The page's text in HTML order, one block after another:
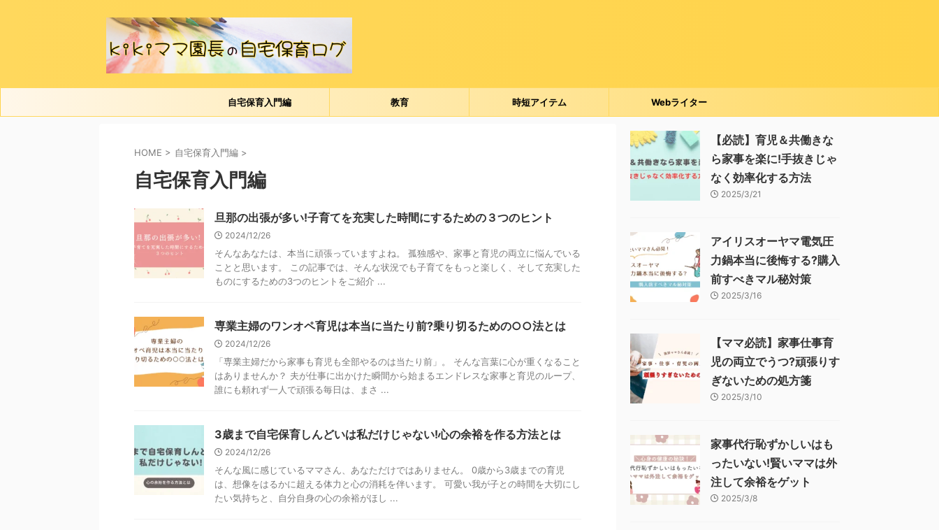
自宅保育入門編 教育 時短アイテム Webライター
HOME > 自宅保育入門編 >
自宅保育入門編
旦那の出張が多い!子育てを充実した時間にするための３つのヒント
2024/12/26
そんなあなたは、本当に頑張っていますよね。 孤独感や、家事と育児の両立に悩んでいる
ことと思います。 この記事では、そんな状況でも子育てをもっと楽しく、そして充実した
ものにするための3つのヒントをご紹介 ...
専業主婦のワンオペ育児は本当に当たり前?乗り切るための○○法とは
2024/12/26
「専業主婦だから家事も育児も全部やるのは当たり前」。 そんな言葉に心が重くなること
はありませんか？ 夫が仕事に出かけた瞬間から始まるエンドレスな家事と育児のループ、
誰にも頼れず一人で頑張る毎日は、まさ ...
3歳まで自宅保育しんどいは私だけじゃない!心の余裕を作る方法とは
2024/12/26
そんな風に感じているママさん、あなただけではありません。 0歳から3歳までの育児
は、想像をはるかに超える体力と心の消耗を伴います。 可愛い我が子との時間を大切にし
たい気持ちと、自分自身の心の余裕がほし ...
【必読】育児＆共働きな
ら家事を楽に!手抜きじゃ
なく効率化する方法
2025/3/21
アイリスオーヤマ電気圧
力鍋本当に後悔する?購入
前すべきマル秘対策
2025/3/16
【ママ必読】家事仕事育
児の両立でうつ?頑張りす
ぎないための処方箋
2025/3/10
家事代行恥ずかしいはも
ったいない!賢いママは外
注して余裕をゲット
2025/3/8